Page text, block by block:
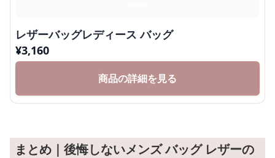
レザーバッグレディース バッグ
¥3,160
商品の詳細を見る
まとめ｜後悔しないメンズ バッグ レザーの